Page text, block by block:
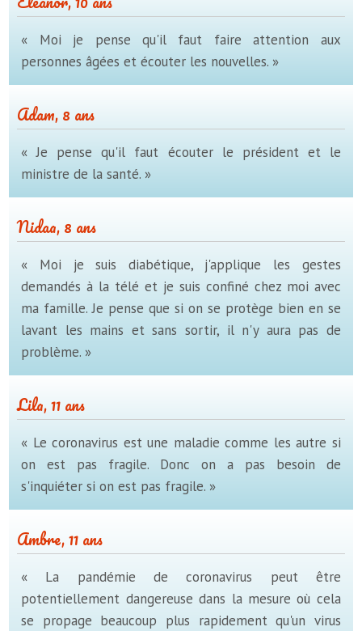
« Moi je pense qu'il faut faire attention aux
personnes âgées et écouter les nouvelles. »
Adam, 8 ans
« Je pense qu'il faut écouter le président et le
ministre de la santé. »
Nidaa, 8 ans
« Moi je suis diabétique, j'applique les gestes
demandés à la télé et je suis confiné chez moi avec
ma famille. Je pense que si on se protège bien en se
lavant les mains et sans sortir, il n'y aura pas de
problème. »
Lila, 11 ans
« Le coronavirus est une maladie comme les autre si
on est pas fragile. Donc on a pas besoin de
s'inquiéter si on est pas fragile. »
Ambre, 11 ans
« La pandémie de coronavirus peut être
potentiellement dangereuse dans la mesure où cela
se propage beaucoup plus rapidement qu'un virus